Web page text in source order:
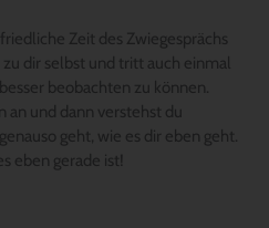
Zeit des Zwiegesprächs
dir selbst und tritt auch einmal
beobachten zu können.
an und dann verstehst du
geht, wie es dir eben geht.
eben gerade ist!